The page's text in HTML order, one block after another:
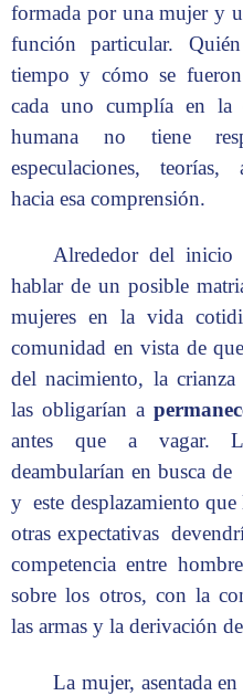
formada por una mujer y
función particular.
tiempo y cómo se
cada uno cumplía en la
humana no tiene
especulaciones, teorías,
hacia esa comprensión.
Alrededor del inicio
hablar de un posible
mujeres en la vida
comunidad en vista de
del nacimiento, la
las obligarían a
antes que a vagar.
deambularían en busca
y este desplazamiento
otras expectativas
competencia entre
sobre los otros, con la
las armas y la derivación
La mujer, asentada